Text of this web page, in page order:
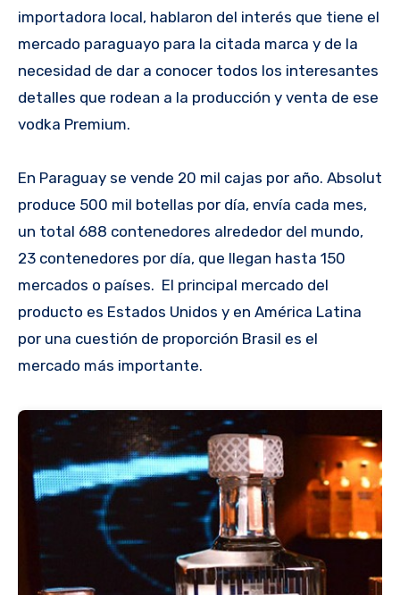
importadora local, hablaron del interés que tiene el
mercado paraguayo para la citada marca y de la
necesidad de dar a conocer todos los interesantes
detalles que rodean a la producción y venta de ese
vodka Premium.
En Paraguay se vende 20 mil cajas por año. Absolut
produce 500 mil botellas por día, envía cada mes,
un total 688 contenedores alrededor del mundo,
23 contenedores por día, que llegan hasta 150
mercados o países. El principal mercado del
producto es Estados Unidos y en América Latina
por una cuestión de proporción Brasil es el
mercado más importante.